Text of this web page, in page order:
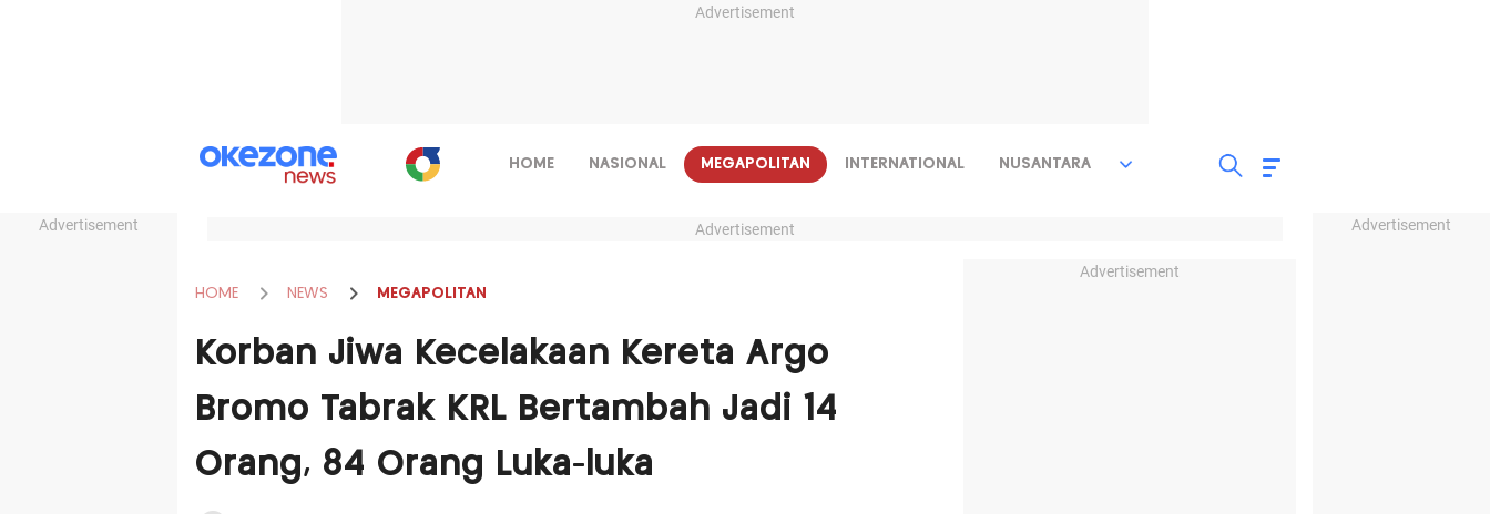
Advertisement
Advertisement Advertisement
HOME NASIONAL MEGAPOLITAN INTERNATIONAL NUSANTARA
Advertisement
HOME NEWS MEGAPOLITAN
Korban Jiwa Kecelakaan Kereta Argo
Bromo Tabrak KRL Bertambah Jadi 14
Orang, 84 Orang Luka-luka
Advertisement